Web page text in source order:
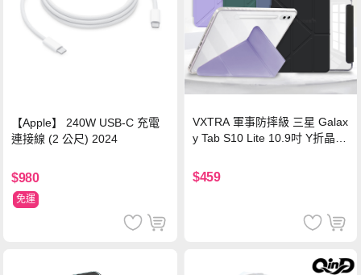
【Apple】 240W USB-C 充電
連接線 (2 公尺) 2024
$980
免運
VXTRA 軍事防摔級 三星 Galax
y Tab S10 Lite 10.9吋 Y折晶透
$459